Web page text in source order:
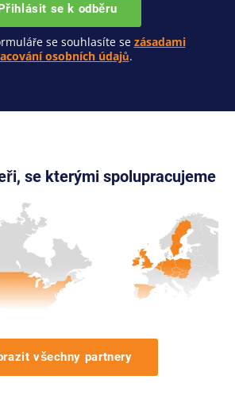
se k odběru
se souhlasíte se zásadami
osobních údajů.
se kterými spolupracujeme
všechny partnery